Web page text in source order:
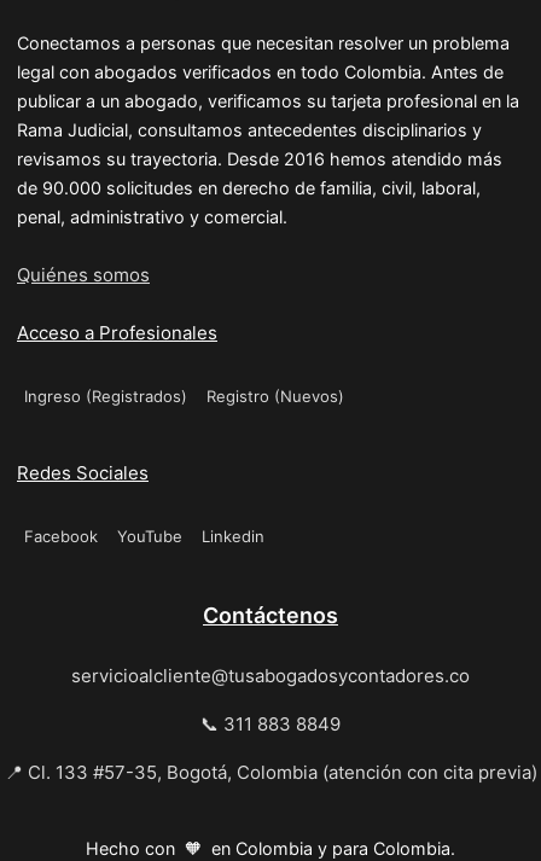
Conectamos a personas que necesitan resolver un problema
legal con abogados verificados en todo Colombia. Antes de
publicar a un abogado, verificamos su tarjeta profesional en la
Rama Judicial, consultamos antecedentes disciplinarios y
revisamos su trayectoria. Desde 2016 hemos atendido más
de 90.000 solicitudes en derecho de familia, civil, laboral,
penal, administrativo y comercial.
Quiénes somos
Acceso a Profesionales
Ingreso (Registrados) Registro (Nuevos)
Redes Sociales
Facebook YouTube Linkedin
Contáctenos
servicioalcliente@tusabogadosycontadores.co
📞 311 883 8849
📍 Cl. 133 #57-35, Bogotá, Colombia (atención con cita previa)
Hecho con 🧡 en Colombia y para Colombia.